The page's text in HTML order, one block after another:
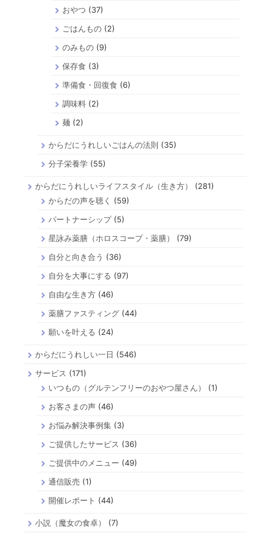
おやつ (37)
ごはんもの(2)
のみもの(9)
保存食 (3)
準備食・回復食 (6)
調味料(2)
麺 (2)
からだにうれしいごはんの法則 (35)
分子栄養学 (55)
からだにうれしいライフスタイル（生き方）
(281)
からだの声を聴く
(59)
パートナーシップ(5)
星詠み薬膳（ホロスコープ・薬膳）
(79)
自分と向き合う (36)
自分を大事にする (97)
自由な生き方 (46)
薬膳ファスティング (44)
願いを叶える (24)
からだにうれしい一日 (546)
サービス (171)
いつもの（グルテンフリーのおやつ屋さん）
(1)
お客さまの声 (46)
お悩み解決事例集 (3)
ご提供したサービス (36)
ご提供中のメニュー (49)
通信販売 (1)
開催レポート (44)
小説（魔女の食卓）
(7)